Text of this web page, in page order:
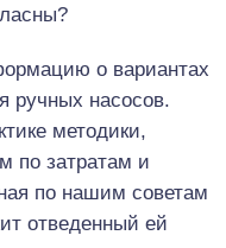
о вариантах
ручных насосов.
методики,
по затратам и
по нашим советам
отведенный ей